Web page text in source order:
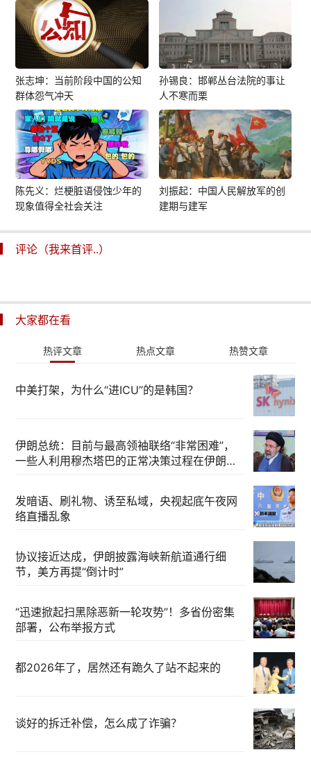
张志坤：当前阶段中国的公知
群体怨气冲天
孙锡良：邯郸丛台法院的事让
人不寒而栗
陈先义：烂梗脏语侵蚀少年的
现象值得全社会关注
刘振起：中国人民解放军的创
建期与建军
评论（我来首评..）
大家都在看
热评文章 热点文章 热赞文章
中美打架，为什么“进ICU”的是韩国？
伊朗总统：目前与最高领袖联络“非常困难”，
一些人利用穆杰塔巴的正常决策过程在伊朗内
发暗语、刷礼物、诱至私域，央视起底午夜网
络直播乱象
协议接近达成，伊朗披露海峡新航道通行细
节，美方再提“倒计时”
“迅速掀起扫黑除恶新一轮攻势”！多省份密集
部署，公布举报方式
都2026年了，居然还有跪久了站不起来的
谈好的拆迁补偿，怎么成了诈骗？